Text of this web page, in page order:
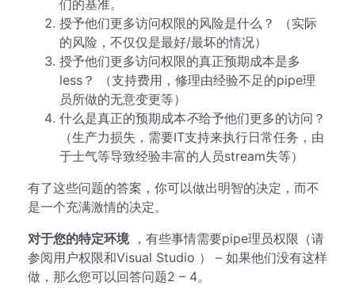
们的基准。
授予他们更多访问权限的风险是什么？ （实际
的风险，不仅仅是最好/最坏的情况）
授予他们更多访问权限的真正预期成本是多
less？ （支持费用，修理由经验不足的pipe理
员所做的无意变更等）
什么是真正的预期成本不给予他们更多的访问？
（生产力损失，需要IT支持来执行日常任务，由
于士气等导致经验丰富的人员stream失等）
有了这些问题的答案，你可以做出明智的决定，而不
是一个充满激情的决定。
对于您的特定环境，有些事情需要pipe理员权限（请
参阅用户权限和Visual Studio ） – 如果他们没有这样
做，那么您可以回答问题2 – 4。